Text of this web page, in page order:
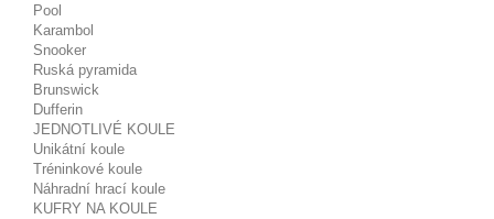
Pool
Karambol
Snooker
Ruská pyramida
Brunswick
Dufferin
JEDNOTLIVÉ KOULE
Unikátní koule
Tréninkové koule
Náhradní hrací koule
KUFRY NA KOULE